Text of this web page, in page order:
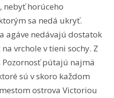
nebyť horúceho
sa nedá ukryť.
agáve nedávajú dostatok
vrchole v tieni sochy. Z
Pozornosť pútajú najmä
sú v skoro každom
ostrova Victoriou